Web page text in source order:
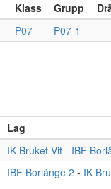
Klass Grupp
P07 P07-1
Lag
IK Bruket Vit - IBF
IBF Borlänge 2 - IK